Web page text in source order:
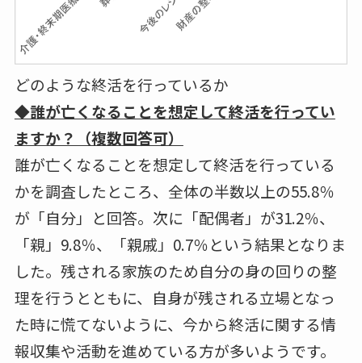
どのような終活を行っているか
◆誰が亡くなることを想定して終活を行ってい
ますか？（複数回答可）
誰が亡くなることを想定して終活を行っている
かを調査したところ、全体の半数以上の55.8％
が「自分」と回答。次に「配偶者」が31.2％、
「親」9.8％、「親戚」0.7％という結果となりま
した。残される家族のため自分の身の回りの整
理を行うとともに、自身が残される立場となっ
た時に慌てないように、今から終活に関する情
報収集や活動を進めている方が多いようです。